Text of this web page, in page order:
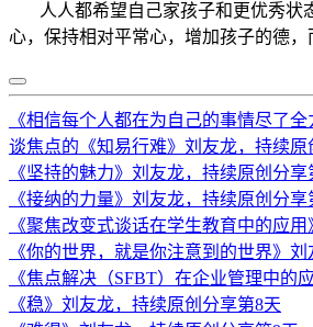
人人都希望自己家孩子和更优秀状
心，保持相对平常心，增加孩子的德
《相信每个人都在为自己的事情尽了
谈焦点的《知易行难》刘友龙，持续原
《坚持的魅力》刘友龙，持续原创分享
《接纳的力量》刘友龙，持续原创分享
《聚焦改变式谈话在学生教育中的应
《你的世界，就是你注意到的世界》
《焦点解决（SFBT）在企业管理中的
《稳》刘友龙，持续原创分享第8天